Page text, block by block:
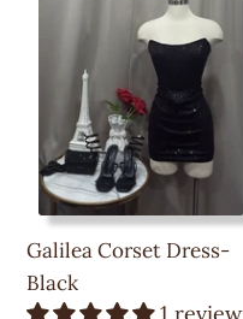
Galilea Corset Dress-
Black
1 review